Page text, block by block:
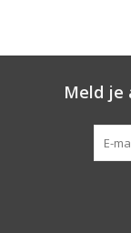
Meld je